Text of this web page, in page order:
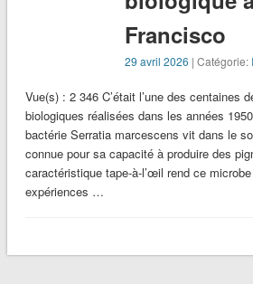
Francisco
29 avril 2026 | Catégorie:
Vue(s) : 2 346 C’était l’une des centaines
biologiques réalisées dans les années
bactérie Serratia marcescens vit dans le
connue pour sa capacité à produire des
caractéristique tape-à-l’œil rend ce
expériences …